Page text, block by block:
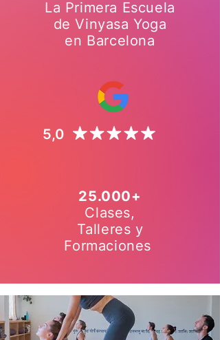
La Primera Escuela
de Vinyasa Yoga
en Barcelona
5,0
25.000+
Clases,
Talleres y
Formaciones